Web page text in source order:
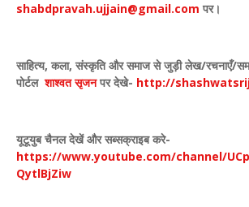
shabdpravah.ujjain@gmail.com पर।
साहित्य, कला, संस्कृति और समाज से जुड़ी लेख/रचनाएँ/
पोर्टल शाश्वत सृजन पर देखे- http://
यूटूयुब चैनल देखें और सब्सक्राइब करे-
https://www.youtube.com/channel/
QytlBjZiw